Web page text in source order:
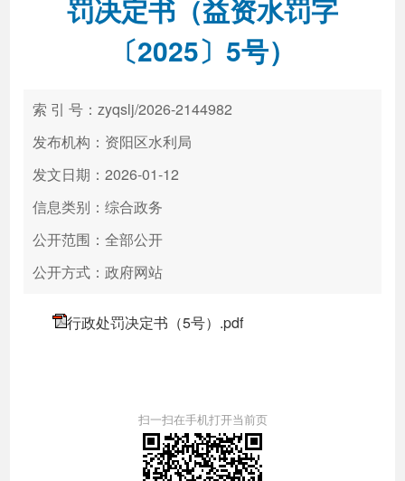
政务服务 互动交流
高效办成一件事
罚决定书（益资水罚字
〔2025〕5号）
索 引 号：zyqslj/2026-2144982
发布机构：资阳区水利局
发文日期：2026-01-12
信息类别：综合政务
公开范围：全部公开
公开方式：政府网站
行政处罚决定书（5号）.pdf
扫一扫在手机打开当前页